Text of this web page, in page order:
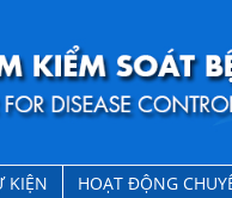
KIỆN
HOẠT ĐỘNG